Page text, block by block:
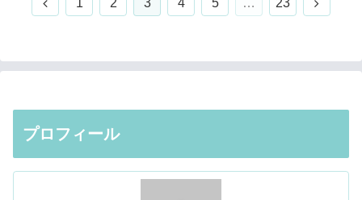
プロフィール